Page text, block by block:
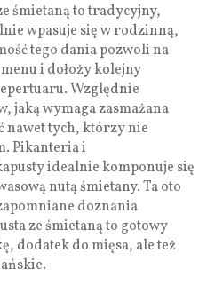
śmietaną to tradycyjny,
wpasuje się w rodzinną,
tego dania pozwoli na
i dołoży kolejny
Względnie
jaką wymaga zasmażana
nawet tych, którzy nie
Pikanteria i
idealnie komponuje się
nutą śmietany. Ta oto
doznania
ze śmietaną to gotowy
dodatek do mięsa, ale też